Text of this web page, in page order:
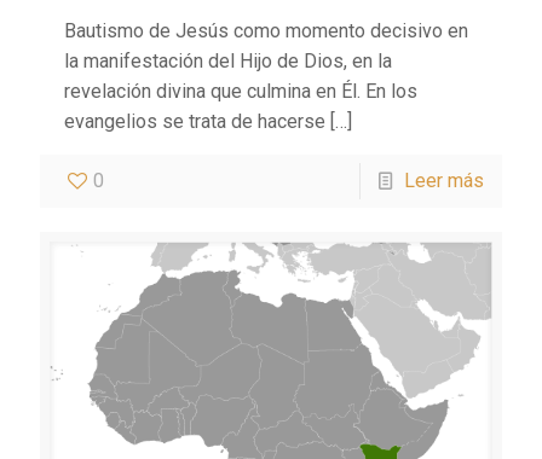
Bautismo de Jesús como momento decisivo en
la manifestación del Hijo de Dios, en la
revelación divina que culmina en Él. En los
evangelios se trata de hacerse […]
0 Leer más